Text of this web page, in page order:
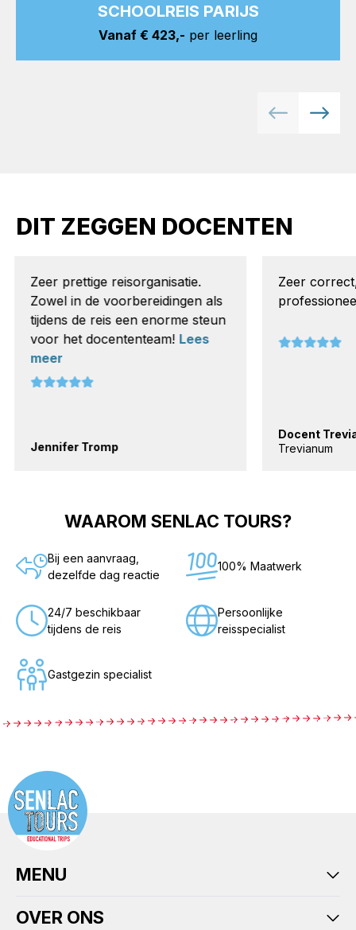
SCHOOLREIS PARIJS
Vanaf € 423,- per leerling
DIT ZEGGEN DOCENTEN
Zeer prettige reisorganisatie.
Zowel in de voorbereidingen als
tijdens de reis een enorme steun
voor het docententeam! Lees
meer
Jennifer Tromp
Zeer
professioneel.
Docent
Trevianum
WAAROM SENLAC TOURS?
Bij een aanvraag,
dezelfde dag reactie
100% Maatwerk
24/7 beschikbaar
tijdens de reis
Persoonlijke
reisspecialist
Gastgezin specialist
MENU
OVER ONS